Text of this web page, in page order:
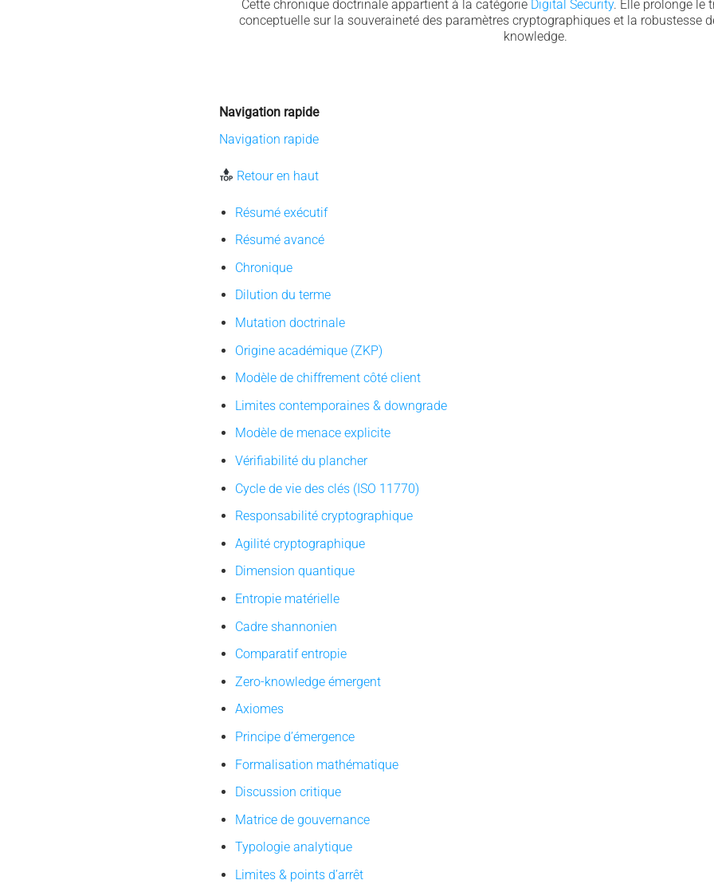
Cette chronique doctrinale appartient à la catégorie Digital Security. Elle prolonge le
conceptuelle sur la souveraineté des paramètres cryptographiques et la robustesse
knowledge.
Navigation rapide
Navigation rapide
Retour en haut
Résumé exécutif
Résumé avancé
Chronique
Dilution du terme
Mutation doctrinale
Origine académique (ZKP)
Modèle de chiffrement côté client
Limites contemporaines & downgrade
Modèle de menace explicite
Vérifiabilité du plancher
Cycle de vie des clés (ISO 11770)
Responsabilité cryptographique
Agilité cryptographique
Dimension quantique
Entropie matérielle
Cadre shannonien
Comparatif entropie
Zero-knowledge émergent
Axiomes
Principe d’émergence
Formalisation mathématique
Discussion critique
Matrice de gouvernance
Typologie analytique
Limites & points d’arrêt